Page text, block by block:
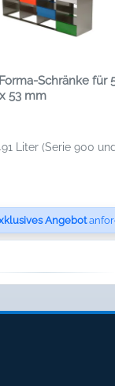
Schränke für
53 mm
Liter (Serie 900
Angebot